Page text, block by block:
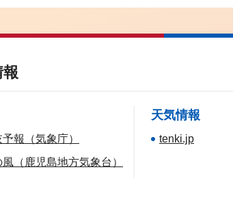
報（気象庁）
（鹿児島地方気象台）
天気情報
tenki.jp